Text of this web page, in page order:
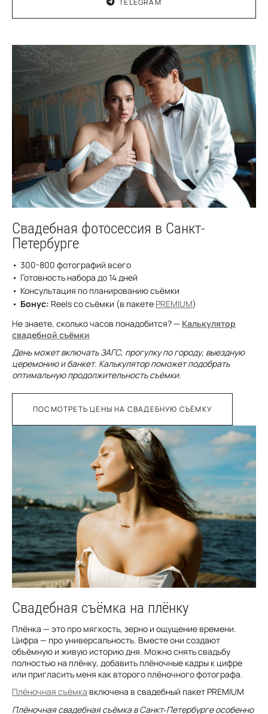
Свадебная фотосессия в Санкт-
Петербурге
300-800 фотографий всего
Готовность набора до 14 дней
Консультация по планированию съёмки
Бонус: Reels со съёмки (в пакете PREMIUM)
Не знаете, сколько часов понадобится? — Калькулятор
свадебной съёмки
День может включать ЗАГС, прогулку по городу, выездную
церемонию и банкет. Калькулятор поможет подобрать
оптимальную продолжительность съёмки.
ПОСМОТРЕТЬ ЦЕНЫ НА СВАДЕБНУЮ СЪЁМКУ
Свадебная съёмка на плёнку
Плёнка — это про мягкость, зерно и ощущение времени.
Цифра — про универсальность. Вместе они создают
объёмную и живую историю дня. Можно снять свадьбу
полностью на плёнку, добавить плёночные кадры к цифре
или пригласить меня как второго плёночного фотографа.
Плёночная съёмка включена в свадебный пакет PREMIUM
Плёночная свадебная съёмка в Санкт‑Петербурге особенно